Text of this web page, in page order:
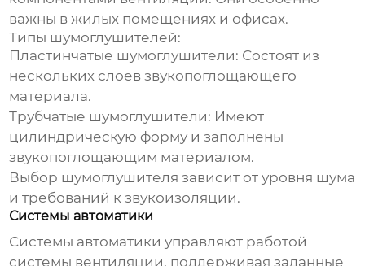
важны в жилых помещениях и офисах.
Типы шумоглушителей:
Пластинчатые шумоглушители: Состоят из
нескольких слоев звукопоглощающего
материала.
Трубчатые шумоглушители: Имеют
цилиндрическую форму и заполнены
звукопоглощающим материалом.
Выбор шумоглушителя зависит от уровня шума
и требований к звукоизоляции.
Системы автоматики
Системы автоматики управляют работой
системы вентиляции, поддерживая заданные